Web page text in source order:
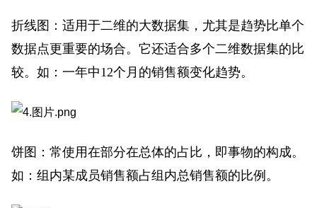
折线图 ：适用于二维的大数据集，尤其是趋势比单个
数据点更重要的场合。它还适合多个二维数据集的比
较。如：一年中12个月的销售额变化趋势。
饼图 ：常使用在部分在总体的占比，即事物的构成。
如：组内某成员销售额占组内总销售额的比例。